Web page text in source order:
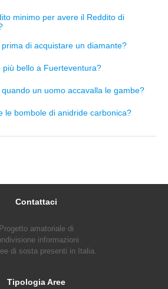
minimo per avere il Reddito di
di acquistare un diamante?
più bello a Fuerteventura?
un uomo accavalla le gambe?
le bombole di anidride carbonica?
Contattaci
Progetto amatoriale di
informazioni
di sosta presenti in Italia.
Tipologia Aree